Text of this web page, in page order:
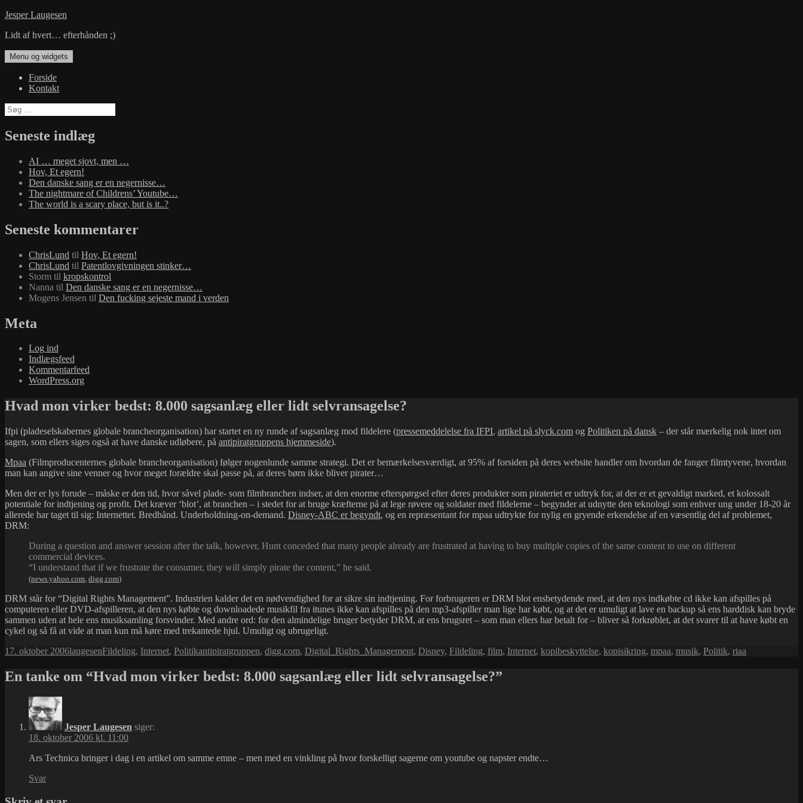
Hop
indhold
Jesper Laugesen
Lidt af hvert… efterhånden ;)
Menu og widgets
Forside
Kontakt
Søg
efter:
Seneste indlæg
AI … meget sjovt, men …
Hov, Et egern!
Den danske sang er en negernisse…
The nightmare of Childrens’ Youtube…
The world is a scary place, but is it..?
Seneste kommentarer
ChrisLund til Hov, Et egern!
ChrisLund til Patentlovgivningen stinker…
Storm til kropskontrol
Nanna til Den danske sang er en negernisse…
Mogens Jensen til Den fucking sejeste mand i verden
Meta
Log ind
Indlægsfeed
Kommentarfeed
WordPress.org
Hvad mon virker bedst: 8.000 sagsanlæg eller lidt selvransagelse?
Ifpi (pladeselskabernes globale brancheorganisation) har startet en ny runde af sagsanlæg mod fildelere (pressemeddelelse fra IFPI, artikel på slyck.com og Politiken på dansk – der står mærkelig nok intet om
sagen, som ellers siges også at have danske udløbere, på antipiratgruppens hjemmeside).
Mpaa (Filmproducenternes globale brancheorganisation) følger nogenlunde samme strategi. Det er bemærkelsesværdigt, at 95% af forsiden på deres website handler om hvordan de fanger filmtyvene, hvordan
man kan angive sine venner og hvor meget forældre skal passe på, at deres børn ikke bliver pirater…
Men der er lys forude – måske er den tid, hvor såvel plade- som filmbranchen indser, at den enorme efterspørgsel efter deres produkter som pirateriet er udtryk for, at der er et gevaldigt marked, et kolossalt
potentiale for indtjening og profit. Det kræver ‘blot’, at branchen – i stedet for at bruge kræfterne på at lege røvere og soldater med fildelerne – begynder at udnytte den teknologi som enhver ung under 18-20 år
allerede har taget til sig: Internettet. Bredbånd. Underholdning-on-demand. Disney-ABC er begyndt, og en repræsentant for mpaa udtrykte for nylig en gryende erkendelse af en væsentlig del af problemet,
DRM:
During a question and answer session after the talk, however, Hunt conceded that many people already are frustrated at having to buy multiple copies of the same content to use on different
commercial devices.
“I understand that if we frustrate the consumer, they will simply pirate the content,” he said.
(news.yahoo.com, digg.com)
DRM står for “Digital Rights Management”. Industrien kalder det en nødvendighed for at sikre sin indtjening. For forbrugeren er DRM blot ensbetydende med, at den nys indkøbte cd ikke kan afspilles på
computeren eller DVD-afspilleren, at den nys købte og downloadede musikfil fra itunes ikke kan afspilles på den mp3-afspiller man lige har købt, og at det er umuligt at lave en backup så ens harddisk kan bryde
sammen uden at hele ens musiksamling forsvinder. Med andre ord: for den almindelige bruger betyder DRM, at ens brugsret – som man ellers har betalt for – bliver så forkrøblet, at det svarer til at have købt en
cykel og så få at vide at man kun må køre med trekantede hjul. Umuligt og ubrugeligt.
Udgivet
17. oktober 2006Forfatter
laugesenKategorier
Fildeling, Internet, PolitikTags
antipiratgruppen, digg.com, Digital_Rights_Management, Disney, Fildeling, film, Internet, kopibeskyttelse, kopisikring, mpaa, musik, Politik, riaa
En tanke om “Hvad mon virker bedst: 8.000 sagsanlæg eller lidt selvransagelse?”
Jesper Laugesen siger:
18. oktober 2006 kl. 11:00
Ars Technica bringer i dag i en artikel om samme emne – men med en vinkling på hvor forskelligt sagerne om youtube og napster endte…
Svar